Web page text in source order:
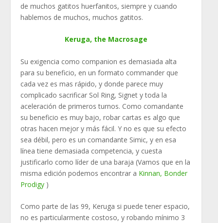
de muchos gatitos huerfanitos, siempre y cuando
hablemos de muchos, muchos gatitos.
Keruga, the Macrosage
Su exigencia como companion es demasiada alta
para su beneficio, en un formato commander que
cada vez es mas rápido, y donde parece muy
complicado sacrificar Sol Ring, Signet y toda la
aceleración de primeros turnos. Como comandante
su beneficio es muy bajo, robar cartas es algo que
otras hacen mejor y más fácil. Y no es que su efecto
sea débil, pero es un comandante Simic, y en esa
línea tiene demasiada competencia, y cuesta
justificarlo como líder de una baraja (Vamos que en la
misma edición podemos encontrar a Kinnan, Bonder
Prodigy )
Como parte de las 99, Keruga si puede tener espacio,
no es particularmente costoso, y robando mínimo 3